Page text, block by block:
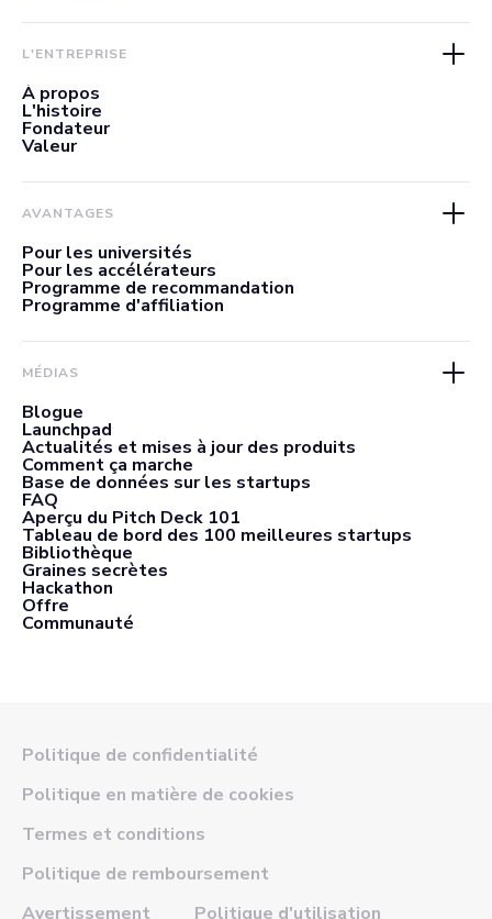
L'ENTREPRISE
À propos
L'histoire
Fondateur
Valeur
AVANTAGES
Pour les universités
Pour les accélérateurs
Programme de recommandation
Programme d'affiliation
MÉDIAS
Blogue
Launchpad
Actualités et mises à jour des produits
Comment ça marche
Base de données sur les startups
FAQ
Aperçu du Pitch Deck 101
Tableau de bord des 100 meilleures startups
Bibliothèque
Graines secrètes
Hackathon
Offre
Communauté
Politique de confidentialité
Politique en matière de cookies
Termes et conditions
Politique de remboursement
Avertissement
Politique d'utilisation